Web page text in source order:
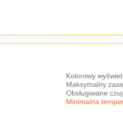
Kolorowy
Maksymalny
Obsługiwane
Minimalna